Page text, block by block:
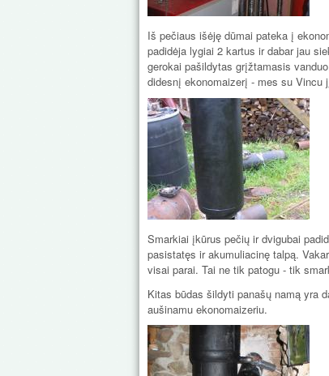
Iš pečiaus išėję dūmai pateka į
padidėja lygiai 2 kartus ir dabar jau
gerokai pašildytas grįžtamasis
didesnį ekonomaizerį - mes su Vincu
Smarkiai įkūrus pečių ir dvigubai
pasistatęs ir akumuliacinę talpą.
visai parai. Tai ne tik patogu - tik
Kitas būdas šildyti panašų namą yra
aušinamu ekonomaizeriu.